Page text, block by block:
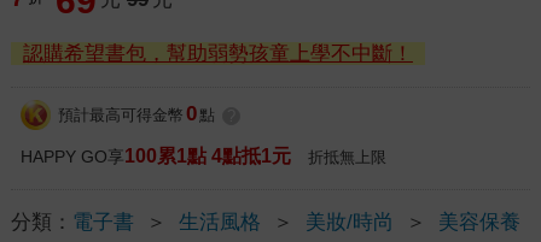
認購希望書包，幫助弱勢孩童上學不中斷！
預計最高可得金幣 0 點
HAPPY GO享100累1點 4點抵1元 折抵無上限
分類： 電子書 ＞ 生活風格 ＞ 美妝/時尚 ＞ 美容保養